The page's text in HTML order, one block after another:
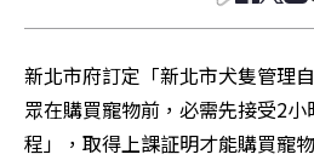
新北市府訂定「新北市犬隻管理
眾在購買寵物前，必需先接受2
程」，取得上課証明才能購買寵